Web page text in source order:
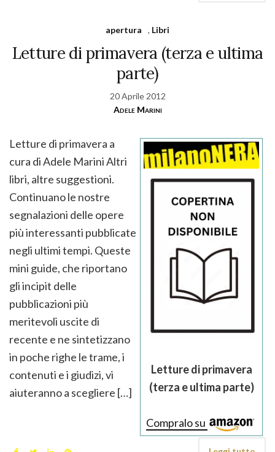
apertura , Libri
Letture di primavera (terza e ultima
parte)
20 Aprile 2012
Adele Marini
Letture di primavera
(terza e ultima parte)
Compralo su
Letture di primavera a
cura di Adele Marini Altri
libri, altre suggestioni.
Continuano le nostre
segnalazioni delle opere
più interessanti pubblicate
negli ultimi tempi. Queste
mini guide, che riportano
gli incipit delle
pubblicazioni più
meritevoli uscite di
recente e ne sintetizzano
in poche righe le trame, i
contenuti e i giudizi, vi
aiuteranno a scegliere […]